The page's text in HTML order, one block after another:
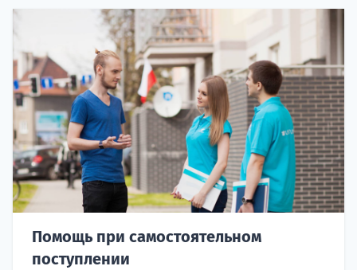
Помощь при самостоятельном
поступлении